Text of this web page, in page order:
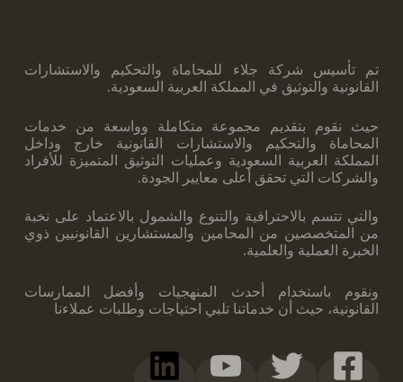
تم تأسيس شركة جلاء للمحاماة والتحكيم والاستشارات
القانونية والتوثيق في المملكة العربية ‏السعودية.
حيث نقوم بتقديم مجموعة متكاملة وواسعة من خدمات
المحاماة والتحكيم والاستشارات ‏القانونية خارج وداخل
المملكة العربية السعودية وعمليات التوثيق المتميزة للأفراد
والشركات ‏التي تحقق أعلى معايير الجودة.
والتي تتسم بالاحترافية والتنوع والشمول بالاعتماد على نخبة
‏من المتخصصين من المحامين والمستشارين القانونيين ذوي
الخبرة العملية والعلمية.
ونقوم ‏باستخدام أحدث المنهجيات وأفضل الممارسات
القانونية، حيث أن خدماتنا تلبي احتياجات ‏وطلبات عملاءنا